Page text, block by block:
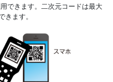
できます。二次元コードは最大
きます。